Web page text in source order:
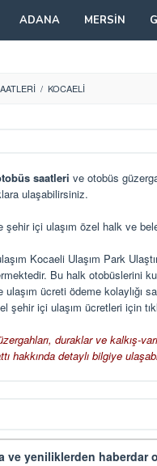
ADANA MERSIN
/ KOCAELI
saatleri ve otobüs
ulaşabilirsiniz.
şehir içi ulaşım özel halk ve
Kocaeli Ulaşım Park
Bu halk otobüslerini
ulaşım ücreti ödeme kolaylığı
şehir içi ulaşım ücretleri için
duraklar ve kalkış-
hakkında detaylı bilgiye
ve yeniliklerden haberdar